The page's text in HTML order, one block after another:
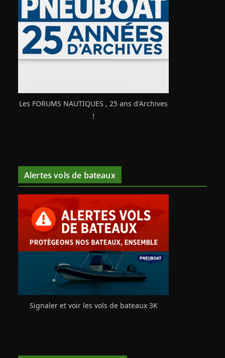
Les FORUMS NAUTIQUES , 25 ans d'Archives
!
Alertes vols de bateaux
Signaler et voir les vols de bateaux 3K